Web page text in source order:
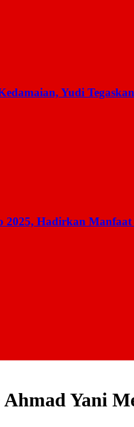
Yudi
2025, Hadirkan
Yani